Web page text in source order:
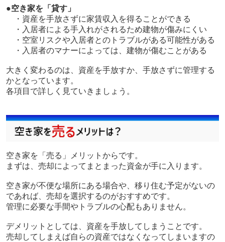
●空き家を「貸す」
・資産を手放さずに家賃収入を得ることができる
・入居者による手入れがされるため建物が傷みにくい
・空室リスクや入居者とのトラブルがある可能性がある
・入居者のマナーによっては、建物が傷むことがある
大きく変わるのは、資産を手放すか、手放さずに管理する
かとなっています。
各項目で詳しく見ていきましょう。
空き家を「売る」メリットからです。
まずは、売却によってまとまった資金が手に入ります。
空き家が不便な場所にある場合や、移り住む予定がないの
であれば、売却を選択するのがおすすめです。
管理に必要な手間やトラブルの心配もありません。
デメリットとしては、資産を手放してしまうことです。
売却してしまえば自らの資産ではなくなってしまいますの